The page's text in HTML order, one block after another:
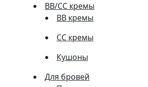
BB/CC кремы
BB кремы
СС кремы
Кушоны
Для бровей